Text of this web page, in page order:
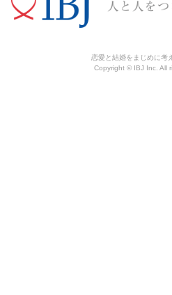
恋愛と結婚をまじめに考
Copyright © IBJ Inc. All